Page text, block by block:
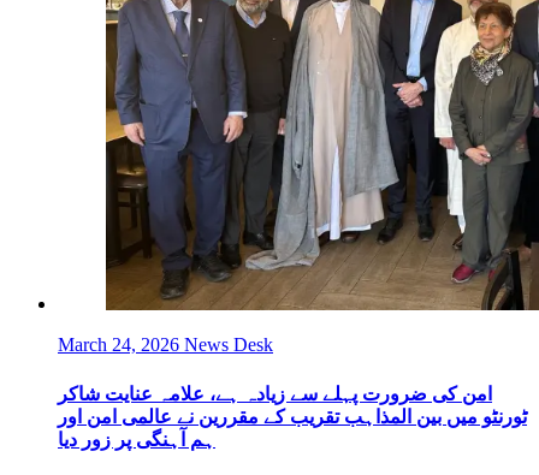
March 24, 2026 News Desk
امن کی ضرورت پہلے سے زیادہ ہے، علامہ عنایت شاکر
ٹورنٹو میں بین المذاہب تقریب کے مقررین نے عالمی امن اور
ہم آہنگی پر زور دیا